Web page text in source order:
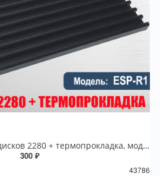
Радиатор для M.2 SSD дисков 2280 + термопрокладка, модель ESP-R1 Espada алюминиевый
300 ₽
43786